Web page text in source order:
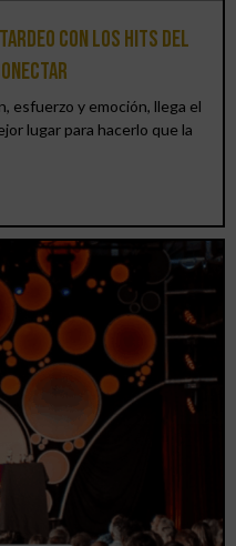
tardeo con los hits del
esfuerzo y emoción, llega el
lugar para hacerlo que la